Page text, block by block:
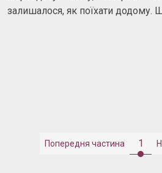
залишалося, як поїхати додому.
Попередня частина 1